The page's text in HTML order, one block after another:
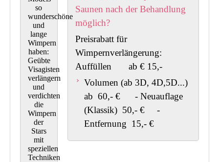
Saunen nach der Behandlung
möglich?
Preisrabatt für
Auffüllen ab € 15,-
Volumen (ab 3D, 4D,5D...)
ab 60,- € - Neuauflage
(Klassik) 50,- € -
Entfernung 15,- €
so
wunderschöne
und
lange
Wimpern
haben:
Geübte
Visagisten
verlängern
und
verdichten
die
Wimpern
der
Stars
mit
speziellen
Techniken